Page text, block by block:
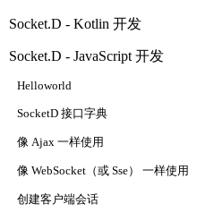
Socket.D - Kotlin 开发
Socket.D - JavaScript 开发
Helloworld
SocketD 接口字典
像 Ajax 一样使用
像 WebSocket（或 Sse） 一样使用
创建客户端会话